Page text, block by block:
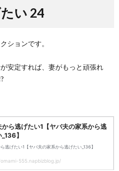
たい 24
ションです。
安定すれば、妻がもっと頑張れ